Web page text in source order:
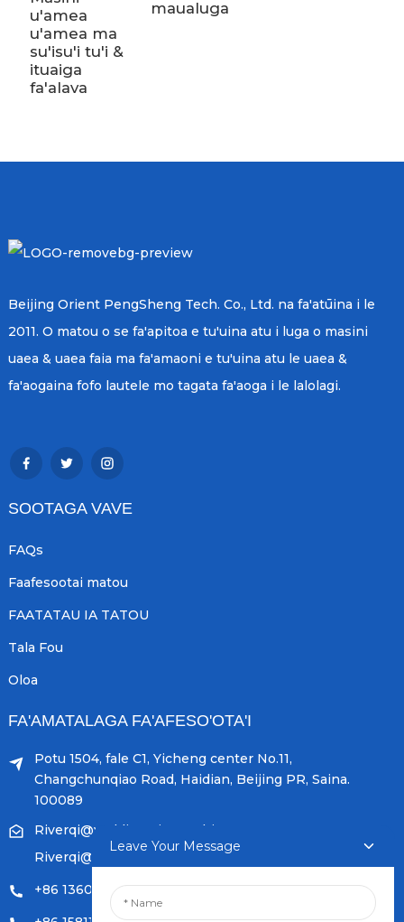
u'amea
u'amea ma
su'isu'i tu'i &
ituaiga
fa'alava
maualuga
Beijing Orient PengSheng Tech. Co., Ltd. na fa'atūina i le
2011. O matou o se fa'apitoa e tu'uina atu i luga o masini
uaea & uaea faia ma fa'amaoni e tu'uina atu le uaea &
fa'aogaina fofo lautele mo tagata fa'aoga i le lalolagi.
SOOTAGA VAVE
FAQs
Faafesootai matou
FAATATAU IA TATOU
Tala Fou
Oloa
FA'AMATALAGA FA'AFESO'OTA'I
Potu 1504, fale C1, Yicheng center No.11,
Changchunqiao Road, Haidian, Beijing PR, Saina.
100089
Riverqi@weldingwiremachine.com
Riverqi@vip.126.com
+86 13601249252
Leave Your Message